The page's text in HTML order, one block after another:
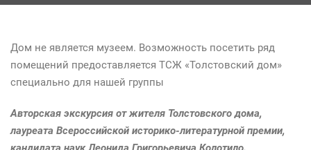
Дом не является музеем. Возможность посетить ряд
помещений предоставляется ТСЖ «Толстовский дом»
специально для нашей группы
Авторская экскурсия от жителя Толстовского дома,
лауреата Всероссийской историко-литературной премии,